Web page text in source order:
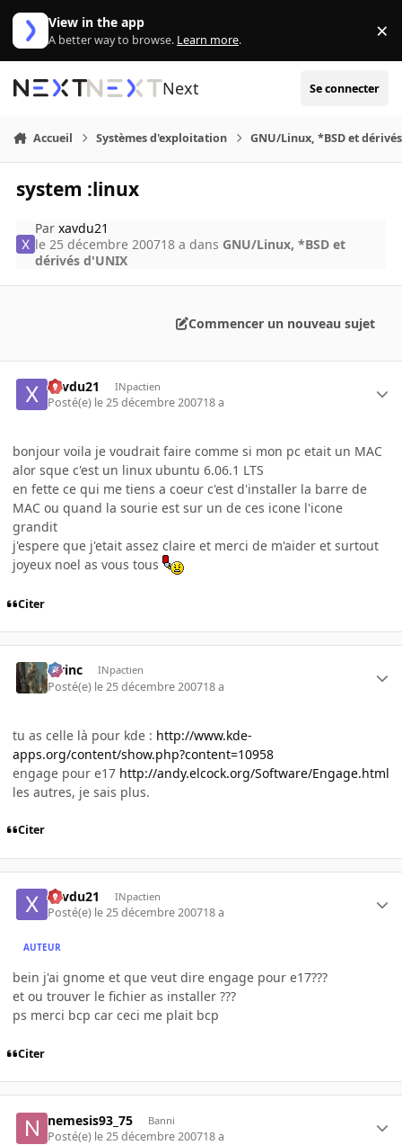
Aller au contenu
View in the app
A better way to browse. Learn more. ×
Next Se connecter
Accueil Systèmes d'exploitation GNU/Linux, *BSD et
system :linux
Parxavdu21
le 25 décembre 200718 a dans GNU/Linux, *BSD et
dérivés d'UNIX
Commencer un nouveau sujet
xavdu21 INpactien
Posté(e) le 25 décembre 200718 a
bonjour voila je voudrait faire comme si mon pc etait un MAC
alor sque c'est un linux ubuntu 6.06.1 LTS
en fette ce qui me tiens a coeur c'est d'installer la barre de
MAC ou quand la sourie est sur un de ces icone l'icone
grandit
j'espere que j'etait assez claire et merci de m'aider et surtout
joyeux noel as vous tous
Citer
lorinc INpactien
Posté(e) le 25 décembre 200718 a
tu as celle là pour kde : http://www.kde-
apps.org/content/show.php?content=10958
engage pour e17 http://andy.elcock.org/Software/Engage.html
les autres, je sais plus.
Citer
xavdu21 INpactien
Posté(e) le 25 décembre 200718 a
AUTEUR
bein j'ai gnome et que veut dire engage pour e17???
et ou trouver le fichier as installer ???
ps merci bcp car ceci me plait bcp
Citer
nemesis93_75 Banni
Posté(e) le 25 décembre 200718 a